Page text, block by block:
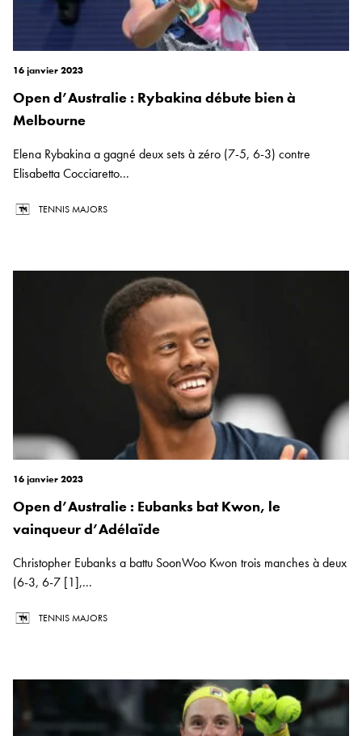
16 janvier 2023
Open d’Australie : Rybakina débute bien à
Melbourne
Elena Rybakina a gagné deux sets à zéro (7-5, 6-3) contre
Elisabetta Cocciaretto...
TENNIS MAJORS
16 janvier 2023
Open d’Australie : Eubanks bat Kwon, le
vainqueur d’Adélaïde
Christopher Eubanks a battu SoonWoo Kwon trois manches à deux
(6-3, 6-7 [1],...
TENNIS MAJORS